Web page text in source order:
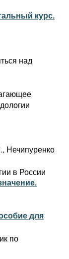
курс.
над
Нечипуренко
в России
для
по